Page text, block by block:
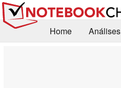
Home Análises